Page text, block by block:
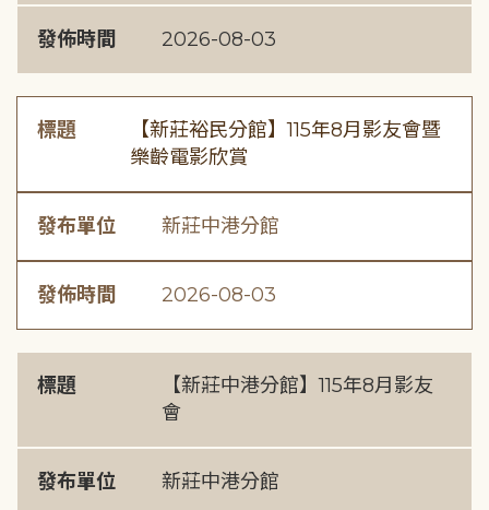
發佈時間 2026-08-03
標題
【新莊裕民分館】115年8月影友會暨
樂齡電影欣賞
發布單位 新莊中港分館
發佈時間 2026-08-03
標題
【新莊中港分館】115年8月影友
會
發布單位 新莊中港分館